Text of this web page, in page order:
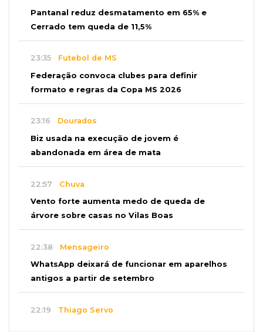
Pantanal reduz desmatamento em 65% e
Cerrado tem queda de 11,5%
23:35 Futebol de MS
Federação convoca clubes para definir
formato e regras da Copa MS 2026
23:16 Dourados
Biz usada na execução de jovem é
abandonada em área de mata
22:57 Chuva
Vento forte aumenta medo de queda de
árvore sobre casas no Vilas Boas
22:38 Mensageiro
WhatsApp deixará de funcionar em aparelhos
antigos a partir de setembro
22:19 Thiago Servo